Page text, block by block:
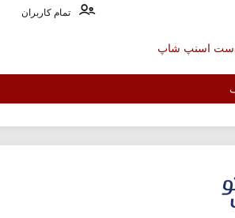
تمام کاربران